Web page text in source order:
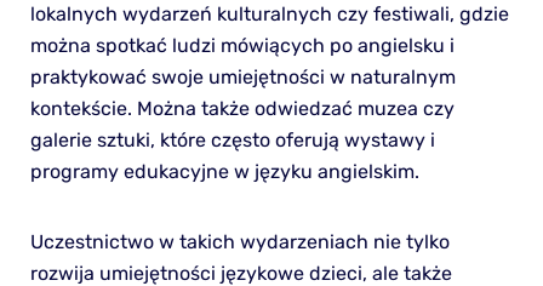
lokalnych wydarzeń kulturalnych czy festiwali, gdzie
można spotkać ludzi mówiących po angielsku i
praktykować swoje umiejętności w naturalnym
kontekście. Można także odwiedzać muzea czy
galerie sztuki, które często oferują wystawy i
programy edukacyjne w języku angielskim.
Uczestnictwo w takich wydarzeniach nie tylko
rozwija umiejętności językowe dzieci, ale także